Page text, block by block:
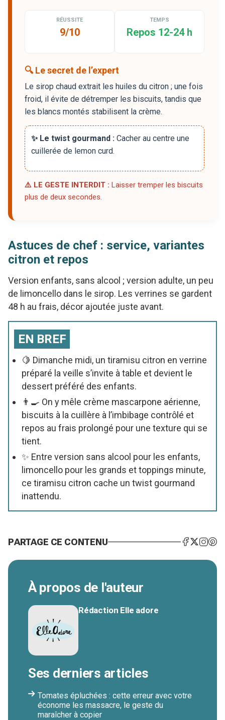
RÉUSSITE
9/10
TEMPS
Repos 12-24 h
🔍 Le secret de l’expert
Le sirop chaud extrait les huiles du citron ; une fois
froid, il évite de détremper les biscuits, tandis que
les blancs montés stabilisent la crème.
✨ Le twist gourmand : Cacher au centre une
cuillerée de lemon curd.
⚠️ LE GESTE INTERDIT : Laisser tremper les biscuits
plus de deux secondes.
Astuces de chef : service, variantes
citron et repos
Version enfants, sans alcool ; version adulte, un peu
de limoncello dans le sirop. Les verrines se gardent
48 h au frais, décor ajoutée juste avant.
EN BREF
🍋 Dimanche midi, un tiramisu citron en verrine
préparé la veille s’invite à table et devient le
dessert préféré des enfants.
👨🍳 On y mêle crème mascarpone aérienne,
biscuits à la cuillère à l’imbibage contrôlé et
repos au frais prolongé pour une texture qui se
tient.
✨ Entre version sans alcool pour les enfants,
limoncello pour les grands et toppings minute,
ce tiramisu citron cache un twist gourmand
inattendu.
PARTAGE CE CONTENU
À propos de l'auteur
Rédaction Elle adore
Ses derniers articles
Tomates épluchées : cette erreur avec votre
économe les massacre, le geste du
maraîcher à copier